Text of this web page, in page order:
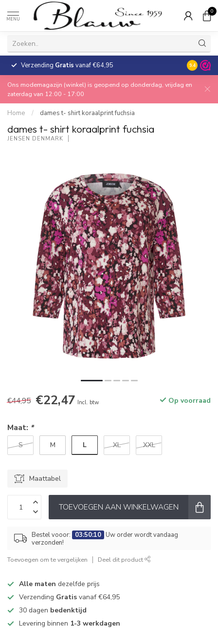
MENU
0
Verzending Gratis vanaf €64,95 30 dagen
9.4
Ons modemagazijn (winkel) is geopend op donderdag, vrijdag en
zaterdag van 12:00 - 17:00
Home / dames t- shirt koraalprint fuchsia
dames t- shirt koraalprint fuchsia
JENSEN DENMARK
€44,95 €22,47 Incl. btw Op voorraad
Maat: *
S M L XL XXL
Maattabel
TOEVOEGEN AAN WINKELWAGEN
Bestel vooor: 03:50:10 Uw order wordt vandaag
verzonden!
Toevoegen om te vergelijken Deel dit product
Alle maten dezelfde prijs
Verzending Gratis vanaf €64,95
30 dagen bedenktijd
Levering binnen 1-3 werkdagen